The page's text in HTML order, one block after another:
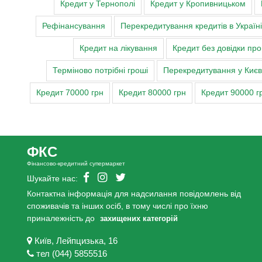
Штраф: в разі повного або часткового
Договором позичальник сплачує штраф у
прострочений поспіль платіж ( п. 4.8.
Процентна ставка: визначається відповідно до
разі прострочення виконання грошового
індексу інфляції за весь час прострочення
2. Порушення виконання зобов'язання щодо
кредиту надалі;
3. Фінансовій установі забороняється
особи як обов'язкову умову надання споживчого
4. Для прийняття усвідомленого рішення щодо
різновиди споживчих кредитів та фінансових
5. Фінансова установа має право вносити
6. Споживач має право відмовитися від
7. Можливі витрати на сплату споживачем
8. Ініціювання споживачем продовження
Кредит у Тернополі Кредит у Кропивницьком
Рефінансування Перекредитування кредитів в Україні
Кредит на лікування Кредит без довідки
Терміново потрібні гроші Перекредитування у
Кредит 70000 грн Кредит 80000 грн Кредит 90000
ФКС
Фінансово-кредитний супермаркет
Шукайте нас:
Контактна інформація для надсилання повідомлень від
споживачів та інших осіб, в тому числі про їхню
приналежність до
захищених категорій
Київ, Лейпцизька, 16
тел (044) 5855516